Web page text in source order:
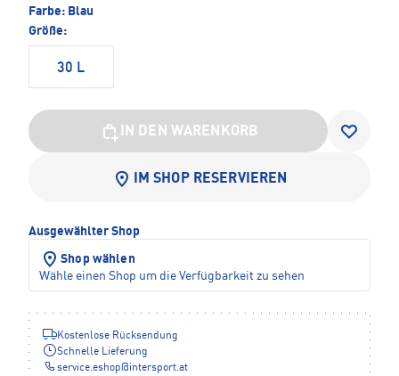
Farbe: Blau
Größe:
30 L
IN DEN WARENKORB
IM SHOP RESERVIEREN
Ausgewählter Shop
Shop wählen
Wähle einen Shop um die Verfügbarkeit zu sehen
Kostenlose Rücksendung
Schnelle Lieferung
service.eshop@intersport.at